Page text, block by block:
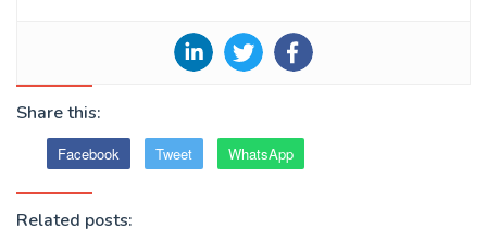
Share this:
Facebook Tweet WhatsApp
Related posts: